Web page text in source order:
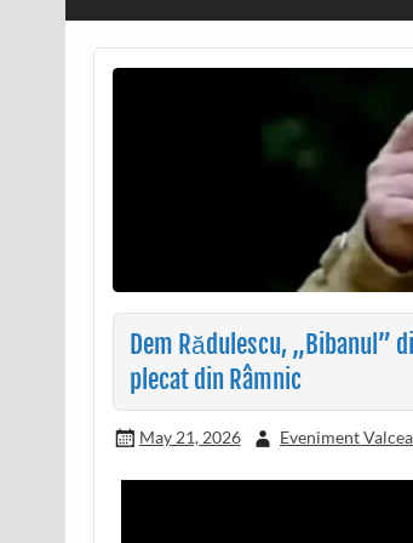
Dem Rădulescu, „Bibanul”
plecat din Râmnic
May 21, 2026 Eveniment